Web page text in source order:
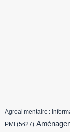
Agroalimentaire :
PMI (5627)